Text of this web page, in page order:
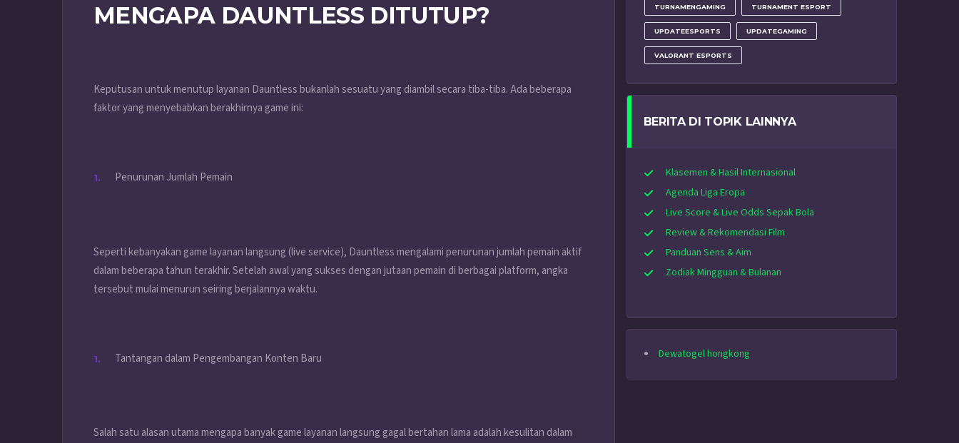
MENGAPA DAUNTLESS DITUTUP?
Keputusan untuk menutup layanan Dauntless bukanlah sesuatu yang diambil secara tiba-tiba. Ada beberapa
faktor yang menyebabkan berakhirnya game ini:
Penurunan Jumlah Pemain
Seperti kebanyakan game layanan langsung (live service), Dauntless mengalami penurunan jumlah pemain aktif
dalam beberapa tahun terakhir. Setelah awal yang sukses dengan jutaan pemain di berbagai platform, angka
tersebut mulai menurun seiring berjalannya waktu.
Tantangan dalam Pengembangan Konten Baru
Salah satu alasan utama mengapa banyak game layanan langsung gagal bertahan lama adalah kesulitan dalam
TURNAMENGAMING TURNAMENT ESPORT
UPDATEESPORTS UPDATEGAMING
VALORANT ESPORTS
BERITA DI TOPIK LAINNYA
Klasemen & Hasil Internasional
Agenda Liga Eropa
Live Score & Live Odds Sepak Bola
Review & Rekomendasi Film
Panduan Sens & Aim
Zodiak Mingguan & Bulanan
Dewatogel hongkong